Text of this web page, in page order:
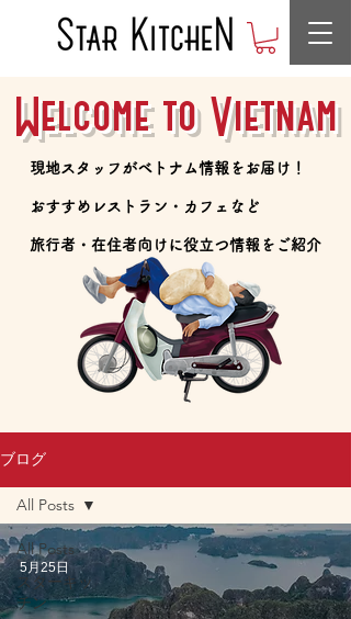
Welcome to Vietnam
​現地スタッフがベトナム情報をお届け！
​おすすめレストラン・カフェなど
​旅行者・在住者向けに役立つ情報をご紹介
ブログ
All Posts
スターキッ
チン
All Posts
5月25日